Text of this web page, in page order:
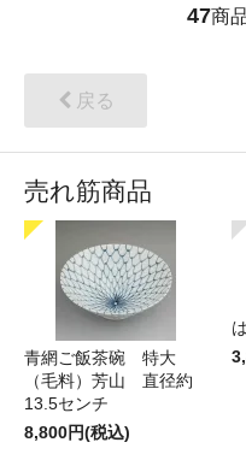
47商
戻る
売れ筋商品
青網ご飯茶碗 特大
（毛料）芳山 直径約
13.5センチ
8,800円(税込)